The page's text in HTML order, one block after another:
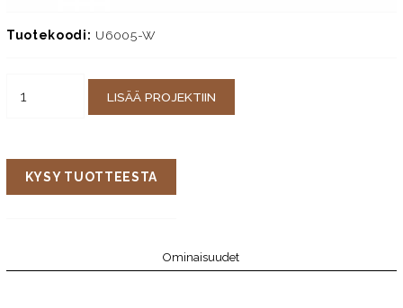
Tuotekoodi: U6005-W
LISÄÄ PROJEKTIIN
KYSY TUOTTEESTA
Ominaisuudet